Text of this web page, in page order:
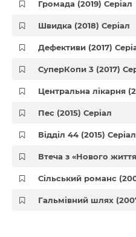
Громада (2019) Серіал
Швидка (2018) Серіал
Дефективи (2017)
СуперКопи 3 (2017)
Центральна лікарня
Пес (2015) Серіал
Відділ 44 (2015) Серіал
Втеча з «Нового
Сільський романс
Гальмівний шлях